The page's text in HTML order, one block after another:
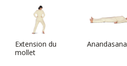
Extension du
mollet
Anandasana